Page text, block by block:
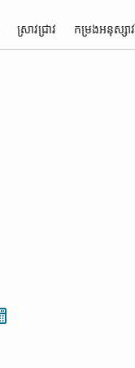
ស្រាវជ្រាវ កម្រង​អនុស្សា